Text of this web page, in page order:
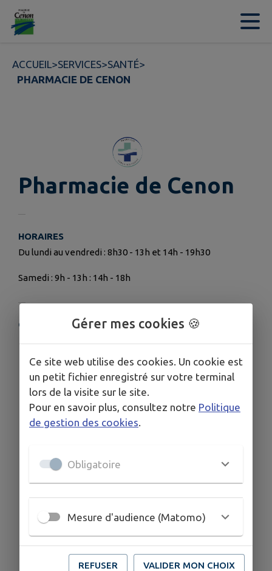
Contenu
ACCUEIL>SERVICES>SANTÉ>
PHARMACIE DE CENON
Pharmacie de Cenon
HORAIRES
Du lundi au vendredi : 8h30 - 13h et 14h - 19h30
Samedi : 9h - 13h : 14h - 18h
COORDONNÉES
1 place Michel Gaudineau 86530 Cenon-sur-Vienne
0549932600
Gérer mes cookies 🍪
Ce site web utilise des cookies. Un cookie est
un petit fichier enregistré sur votre terminal
lors de la visite sur le site.
Pour en savoir plus, consultez notre Politique
de gestion des cookies.
Obligatoire
Mesure d'audience (Matomo)
REFUSER VALIDER MON CHOIX